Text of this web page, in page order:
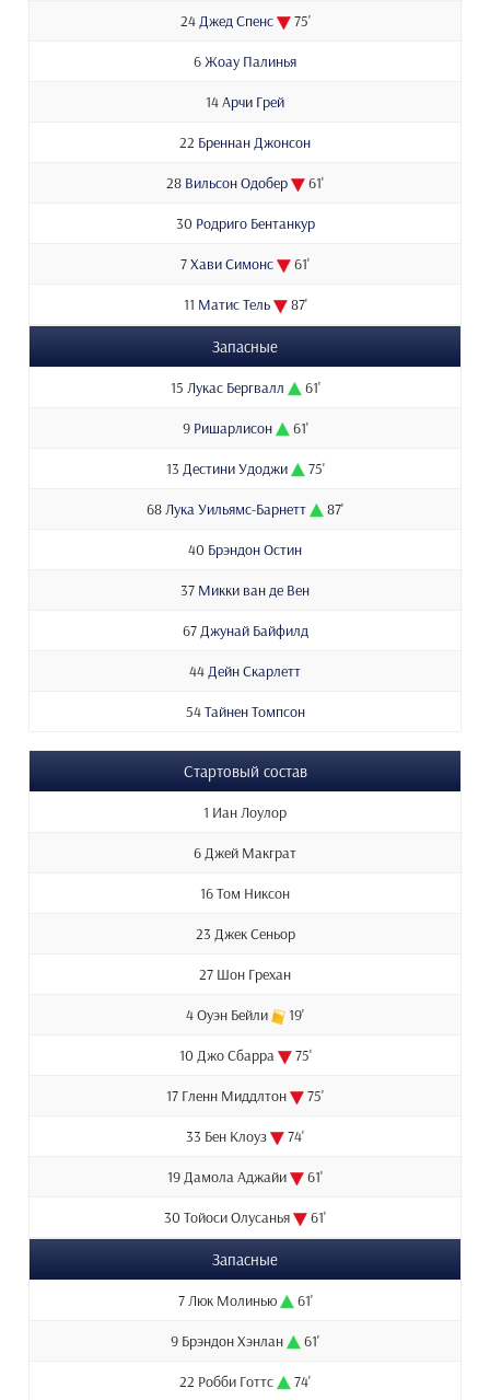
24Джед Спенс 75'
6Жоау Палинья
14Арчи Грей
22 Бреннан Джонсон
28 Вильсон Одобер 61'
30 Родриго Бентанкур
7Хави Симонс 61'
11 Матис Тель 87'
Запасные
15 Лукас Бергвалл 61'
9 Ришарлисон 61'
13 Дестини Удоджи 75'
68Лука Уильямс-Барнетт 87'
40 Брэндон Остин
37 Микки ван де Вен
67Джунай Байфилд
44Дейн Скарлетт
54Тайнен Томпсон
Стартовый состав
1 Иан Лоулор
6 Джей Макграт
16 Том Никсон
23 Джек Сеньор
27 Шон Грехан
4 Оуэн Бейли 19'
10 Джо Сбарра 75'
17 Гленн Миддлтон 75'
33 Бен Клоуз 74'
19 Дамола Аджайи 61'
30 Тойоси Олусанья 61'
Запасные
7 Люк Молинью 61'
9 Брэндон Хэнлан 61'
22 Робби Готтс 74'